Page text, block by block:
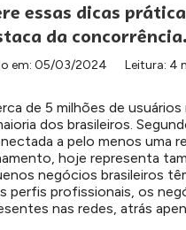
essas dicas
da concorrência.
em: 05/03/2024 Leitura: 4
de 5 milhões de
dos brasileiros.
a pelo menos uma
hoje representa
negócios brasileiros
perfis profissionais, os
nas redes, atrás